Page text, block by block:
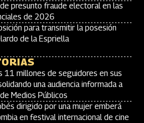
presunto fraude electoral en las
de 2026
para transmitir la posesión
de la Espriella
11 millones de seguidores en sus
una audiencia informada a
Medios Públicos
dirigido por una mujer emberá
en festival internacional de cine